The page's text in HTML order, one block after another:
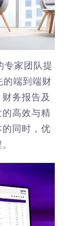
专家团队提
端到端财
务报告及
高效与精
同时，优